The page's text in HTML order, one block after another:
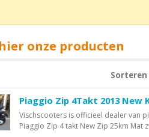
onze producten
Sorteren
Piaggio Zip 4Takt 2013 New
Vischscooters is officieel dealer van
Piaggio Zip 4 takt New Zip 25km Mat